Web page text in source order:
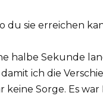
du sie erreichen
halbe Sekunde
ich die
keine Sorge. Es